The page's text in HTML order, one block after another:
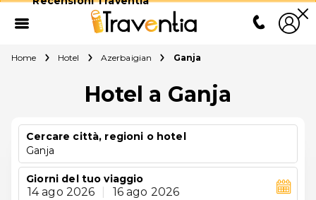
Home Hotel Azerbaigian Ganja
Hotel a Ganja
Cercare città, regioni o hotel
Ganja
Giorni del tuo viaggio
14 ago 2026 16 ago 2026